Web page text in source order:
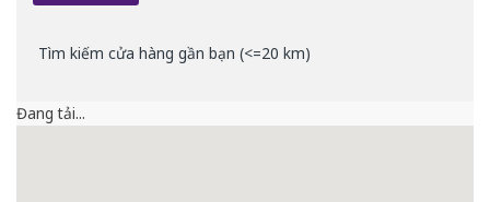
Tìm kiếm cửa hàng gần bạn (<=20 km)
Đang tải...